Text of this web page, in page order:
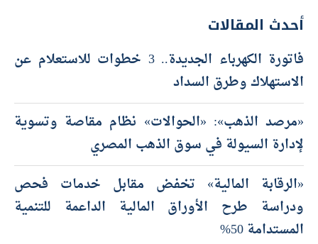
أحدث المقالات
فاتورة الكهرباء الجديدة.. 3 خطوات للاستعلام عن
الاستهلاك وطرق السداد
«مرصد الذهب»: «الحوالات» نظام مقاصة وتسوية
لإدارة السيولة في سوق الذهب المصري
«الرقابة المالية» تخفض مقابل خدمات فحص
ودراسة طرح الأوراق المالية الداعمة للتنمية
المستدامة 50%